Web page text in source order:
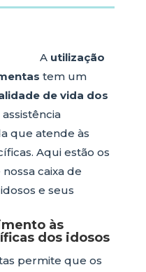
A utilização
tem um
de vida dos
que atende às
Aqui estão os
caixa de
e seus
às
dos idosos
permite que os